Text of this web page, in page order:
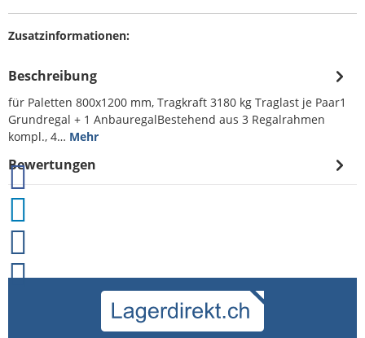
Zusatzinformationen:
Beschreibung
für Paletten 800x1200 mm, Tragkraft 3180 kg Traglast je Paar1
Grundregal + 1 AnbauregalBestehend aus 3 Regalrahmen
kompl., 4… Mehr
Bewertungen